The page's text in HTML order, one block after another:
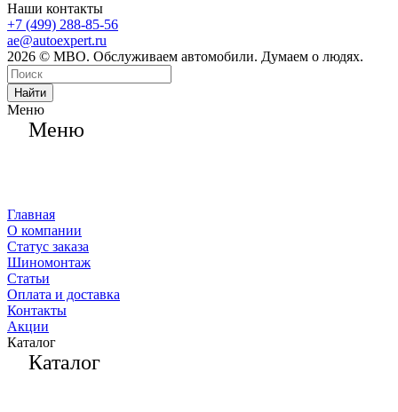
Наши контакты
+7 (499) 288-85-56
ae@autoexpert.ru
2026 © МВО. Обслуживаем автомобили. Думаем о людях.
Найти
Меню
Меню
Главная
О компании
Статус заказа
Шиномонтаж
Статьи
Оплата и доставка
Контакты
Акции
Каталог
Каталог